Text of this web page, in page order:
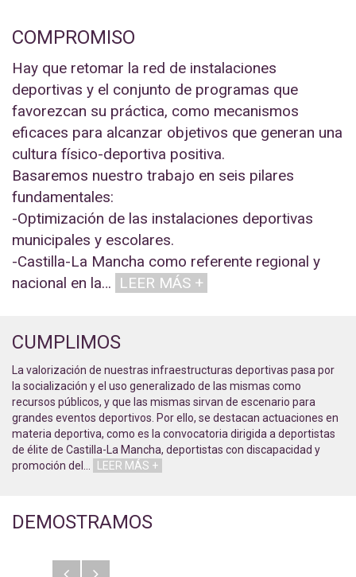
COMPROMISO
Hay que retomar la red de instalaciones
deportivas y el conjunto de programas que
favorezcan su práctica, como mecanismos
eficaces para alcanzar objetivos que generan una
cultura físico-deportiva positiva.
Basaremos nuestro trabajo en seis pilares
fundamentales:
-Optimización de las instalaciones deportivas
municipales y escolares.
-Castilla-La Mancha como referente regional y
nacional en la… LEER MÁS +
CUMPLIMOS
La valorización de nuestras infraestructuras deportivas pasa por
la socialización y el uso generalizado de las mismas como
recursos públicos, y que las mismas sirvan de escenario para
grandes eventos deportivos. Por ello, se destacan actuaciones en
materia deportiva, como es la convocatoria dirigida a deportistas
de élite de Castilla-La Mancha, deportistas con discapacidad y
promoción del
LEER MÁS +
DEMOSTRAMOS
AnteriorSiguiente